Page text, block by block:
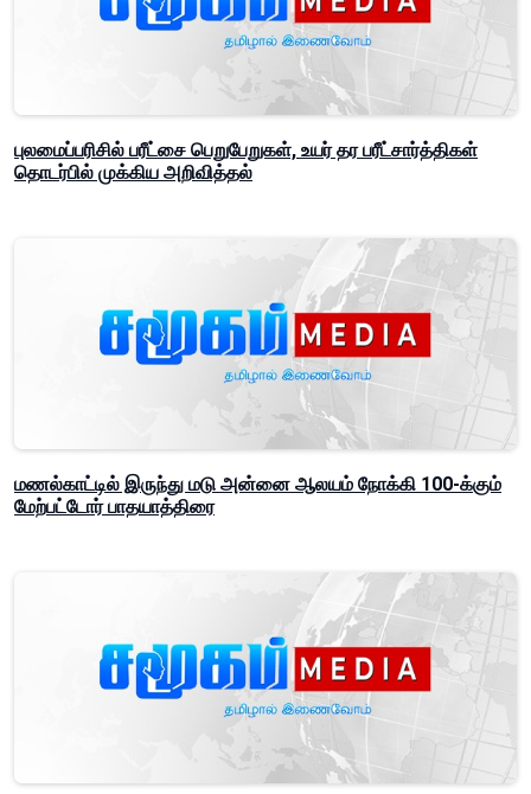
புலமைப்பரிசில் பரீட்சை பெறுபேறுகள், உயர் தர பரீட்சார்த்திகள்
தொடர்பில் முக்கிய அறிவித்தல்
மணல்காட்டில் இருந்து மடு அன்னை ஆலயம் நோக்கி 100-க்கும்
மேற்பட்டோர் பாதயாத்திரை